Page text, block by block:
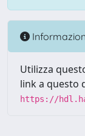
Utilizza
link a questo
https://